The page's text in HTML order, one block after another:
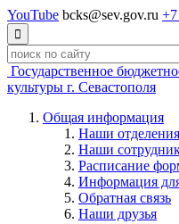
YouTube bcks@sev.gov.ru

Государственное
культуры г. Севастополя
Общая информация
Наши отделения
Наши
Расписание
Информация
Обратная связь
Наши друзья